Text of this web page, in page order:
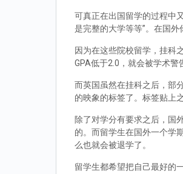
可真正在出国留学的过程中
是完整的大学等等”。在国外
因为在这些院校留学，挂科
GPA低于2.0，就会被学术警
而英国虽然在挂科之后，部
的映象的标签了。标签贴上
除了对学分有要求之后，国
的。而留学生在国外一个学
么也就会被退学了。
留学生都希望把自己最好的